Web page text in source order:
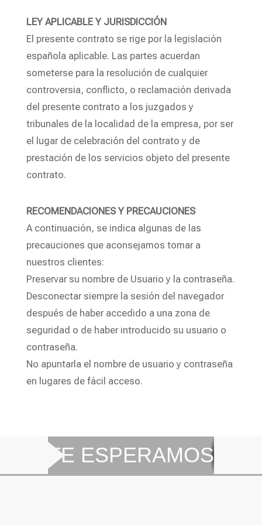
LEY APLICABLE Y JURISDICCIÓN
El presente contrato se rige por la legislación
española aplicable. Las partes acuerdan
someterse para la resolución de cualquier
controversia, conflicto, o reclamación derivada
del presente contrato a los juzgados y
tribunales de la localidad de la empresa, por ser
el lugar de celebración del contrato y de
prestación de los servicios objeto del presente
contrato.
RECOMENDACIONES Y PRECAUCIONES
A continuación, se indica algunas de las
precauciones que aconsejamos tomar a
nuestros clientes:
Preservar su nombre de Usuario y la contraseña.
Desconectar siempre la sesión del navegador
después de haber accedido a una zona de
seguridad o de haber introducido su usuario o
contraseña.
No apuntarla el nombre de usuario y contraseña
en lugares de fácil acceso.
TE ESPERAMOS